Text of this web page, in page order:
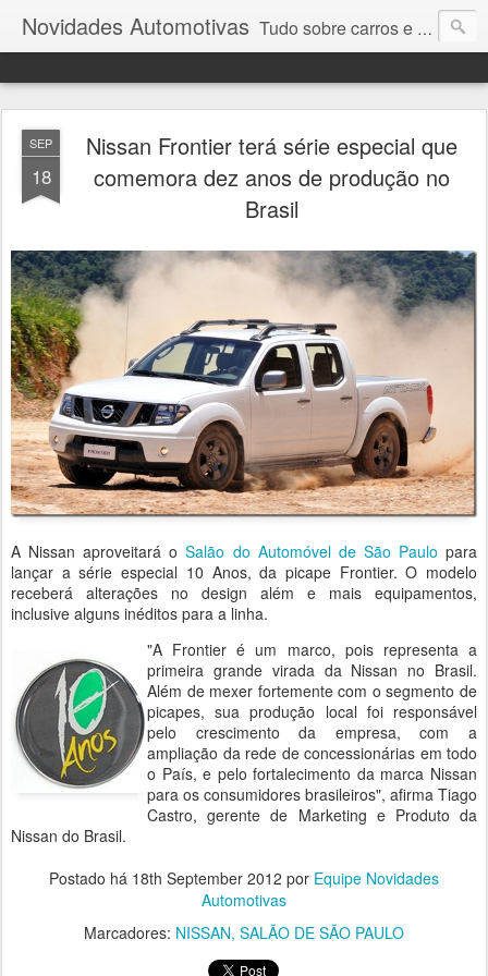
Novidades Automotivas Tudo sobre carros e motores
SEP
18
Nissan Frontier terá série especial que
comemora dez anos de produção no
Brasil
A Nissan aproveitará oSalão do Automóvel de São Paulo para
lançar a série especial 10 Anos, da picape Frontier. O modelo
receberá alterações no design além e mais equipamentos,
inclusive alguns inéditos para a linha.
"A Frontier é um marco, pois representa a
primeira grande virada da Nissan no Brasil.
Além de mexer fortemente com o segmento de
picapes, sua produção local foi responsável
pelo crescimento da empresa, com a
ampliação da rede de concessionárias em todo
o País, e pelo fortalecimento da marca Nissan
para os consumidores brasileiros", afirma Tiago
Castro, gerente de Marketing e Produto da
Nissan do Brasil.
Postado há 18th September 2012 por Equipe Novidades
Automotivas
Marcadores: NISSAN SALÃO DE SÃO PAULO